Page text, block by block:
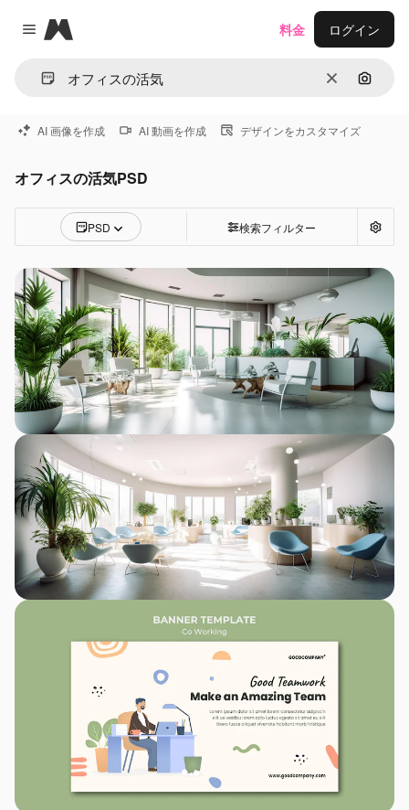
Close menu
Magnific
消去 画像で
料金 ログイン
AI 画像を作成 AI 動画を作成 デザインをカスタマイズ
オフィスの活気PSD
PSD 検索フィルター